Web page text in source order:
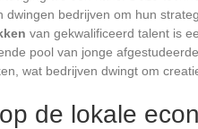
dwingen bedrijven om hun
van gekwalificeerd talent is
pool van jonge
wat bedrijven dwingt om
de lokale